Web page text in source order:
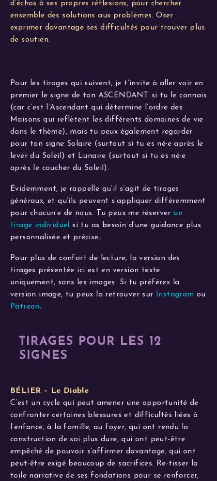
d’échos à ses propres réflexions, pour chercher
ensemble des solutions aux problèmes. Oser
exprimer davantage ses difficultés pour trouver plus
de soutien.
Pour les tirages qui suivent, je t’invite à aller voir en
premier le signe de ton ASCENDANT si tu le connais
(car c’est l’Ascendant qui détermine l’ordre des
Maisons qui reflètent les différents domaines de vie
dans le thème), mais tu peux également regarder
pour ton signe Solaire (surtout si tu es né·e après le
lever du Soleil) et Lunaire (surtout si tu es né·e
après le coucher du Soleil).
Évidemment, je rappelle qu’il s’agit de tirages
généraux, et qu’ils peuvent s’appliquer différemment
pour chacun·e de nous. Tu peux me réserver un
tirage individuel
si tu as besoin d’une guidance plus
personnalisée et précise.
Pour plus de confort de lecture, la version des
tirages présentée ici est en version texte
uniquement, sans les images. Si tu préfères la
version image, tu peux la retrouver sur
Instagram ou
Patreon.
TIRAGES POUR LES 12
SIGNES
BÉLIER – Le Diable
C’est un cycle qui peut amener une opportunité de
confronter certaines blessures et difficultés liées à
l’enfance, à la famille, au foyer, qui ont rendu la
construction de soi plus dure, qui ont peut-être
empêché de pouvoir s’affirmer davantage, qui ont
peut-être exigé beaucoup de sacrifices. Re-tisser la
toile narrative de ses fondations pour se renforcer,